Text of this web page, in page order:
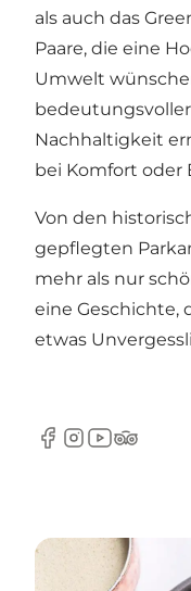
als auch das
Paare, die eine
Umwelt
Nachhaltigkeit
bei Komfort oder
Von den
gepflegten
mehr als nur
eine Geschichte,
etwas
Facebook
Instagram
YouTube